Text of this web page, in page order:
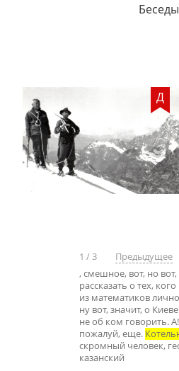
Беседы
Д
1 /3 Предыдущее
, смешное, вот, но вот,
рассказать о тех,
из математиков
ну вот, значит, о
не об ком говорить.
пожалуй, еще.
скромный человек,
казанский